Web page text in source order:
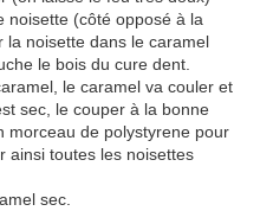
noisette (côté opposé à la
la noisette dans le caramel
le bois du cure dent.
le caramel va couler et
sec, le couper à la bonne
morceau de polystyrene pour
ainsi toutes les noisettes
sec.